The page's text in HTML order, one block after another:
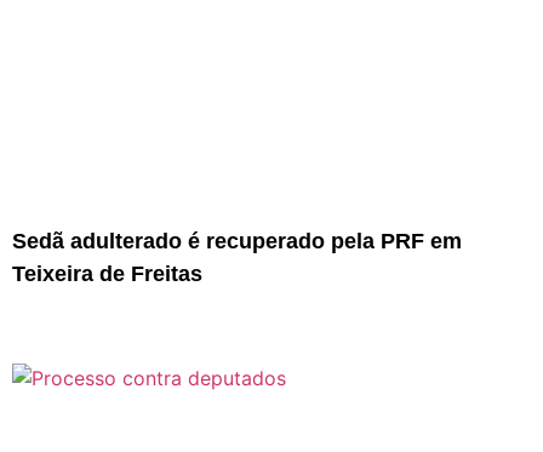
Sedã adulterado é recuperado pela PRF em
Teixeira de Freitas